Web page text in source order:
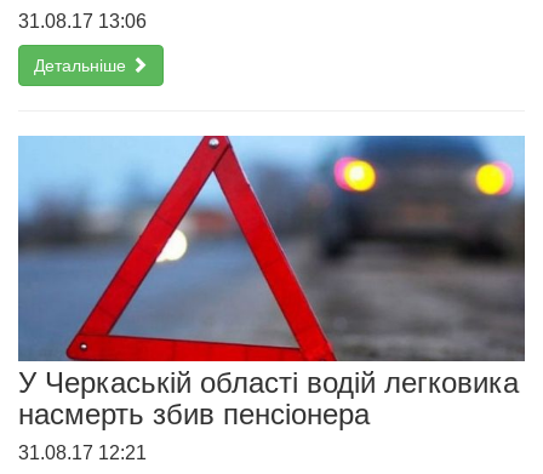
31.08.17 13:06
Детальніше
У Черкаській області водій легковика
насмерть збив пенсіонера
31.08.17 12:21